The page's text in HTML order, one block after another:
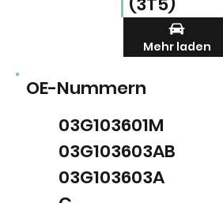
OE-Nummern
03G103601M
03G103603AB
03G103603A
Mehr laden